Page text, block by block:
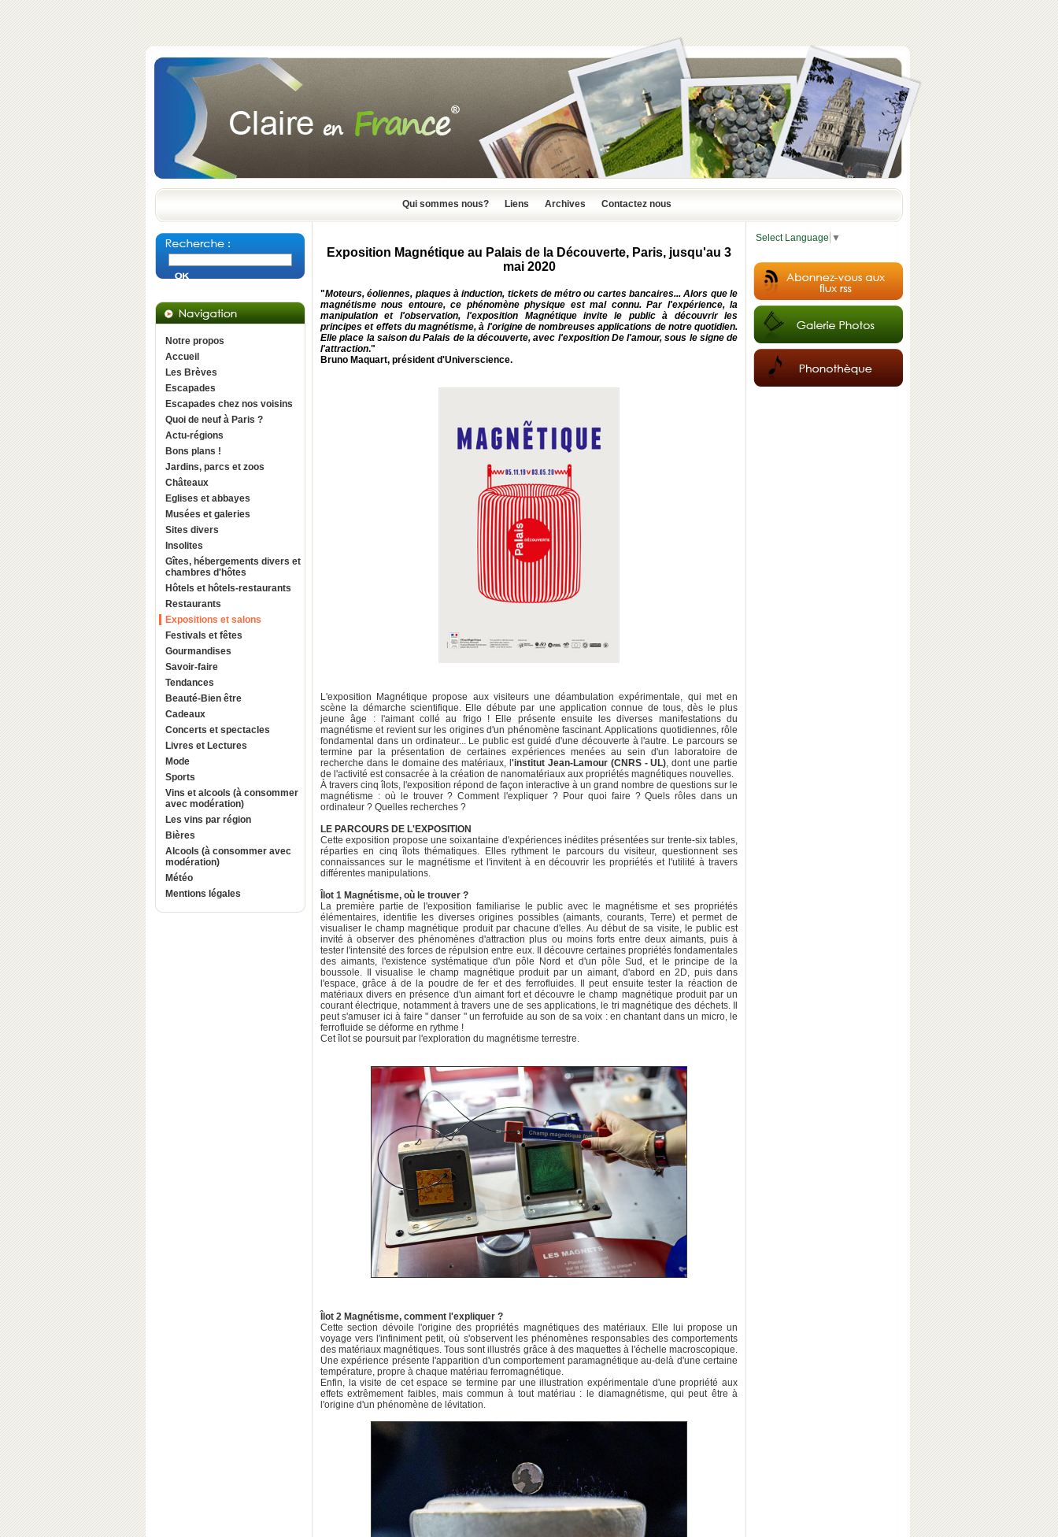
Qui sommes nous? Liens Archives Contactez nous
Notre propos
Accueil
Les Brèves
Escapades
Escapades chez nos voisins
Quoi de neuf à Paris ?
Actu-régions
Bons plans !
Jardins, parcs et zoos
Châteaux
Eglises et abbayes
Musées et galeries
Sites divers
Insolites
Gîtes, hébergements divers et
chambres d'hôtes
Hôtels et hôtels-restaurants
Restaurants
Expositions et salons
Festivals et fêtes
Gourmandises
Savoir-faire
Tendances
Beauté-Bien être
Cadeaux
Concerts et spectacles
Livres et Lectures
Mode
Sports
Vins et alcools (à consommer
avec modération)
Les vins par région
Bières
Alcools (à consommer avec
modération)
Météo
Mentions légales
Exposition Magnétique au Palais de la Découverte, Paris, jusqu'au 3
mai 2020
"Moteurs, éoliennes, plaques à induction, tickets de métro ou cartes bancaires... Alors que le
magnétisme nous entoure, ce phénomène physique est mal connu. Par l'expérience, la
manipulation et l'observation, l'exposition Magnétique invite le public à découvrir les
principes et effets du magnétisme, à l'origine de nombreuses applications de notre quotidien.
Elle place la saison du Palais de la découverte, avec l'exposition De l'amour, sous le signe de
l'attraction."
Bruno Maquart, président d'Universcience.
L'exposition Magnétique propose aux visiteurs une déambulation expérimentale, qui met en
scène la démarche scientifique. Elle débute par une application connue de tous, dès le plus
jeune âge : l'aimant collé au frigo ! Elle présente ensuite les diverses manifestations du
magnétisme et revient sur les origines d'un phénomène fascinant. Applications quotidiennes, rôle
fondamental dans un ordinateur... Le public est guidé d'une découverte à l'autre. Le parcours se
termine par la présentation de certaines expériences menées au sein d'un laboratoire de
recherche dans le domaine des matériaux, l'institut Jean-Lamour (CNRS - UL), dont une partie
de l'activité est consacrée à la création de nanomatériaux aux propriétés magnétiques nouvelles.
À travers cinq îlots, l'exposition répond de façon interactive à un grand nombre de questions sur le
magnétisme : où le trouver ? Comment l'expliquer ? Pour quoi faire ? Quels rôles dans un
ordinateur ? Quelles recherches ?
LE PARCOURS DE L'EXPOSITION
Cette exposition propose une soixantaine d'expériences inédites présentées sur trente-six tables,
réparties en cinq îlots thématiques. Elles rythment le parcours du visiteur, questionnent ses
connaissances sur le magnétisme et l'invitent à en découvrir les propriétés et l'utilité à travers
différentes manipulations.
Îlot 1 Magnétisme, où le trouver ?
La première partie de l'exposition familiarise le public avec le magnétisme et ses propriétés
élémentaires, identifie les diverses origines possibles (aimants, courants, Terre) et permet de
visualiser le champ magnétique produit par chacune d'elles. Au début de sa visite, le public est
invité à observer des phénomènes d'attraction plus ou moins forts entre deux aimants, puis à
tester l'intensité des forces de répulsion entre eux. Il découvre certaines propriétés fondamentales
des aimants, l'existence systématique d'un pôle Nord et d'un pôle Sud, et le principe de la
boussole. Il visualise le champ magnétique produit par un aimant, d'abord en 2D, puis dans
l'espace, grâce à de la poudre de fer et des ferrofluides. Il peut ensuite tester la réaction de
matériaux divers en présence d'un aimant fort et découvre le champ magnétique produit par un
courant électrique, notamment à travers une de ses applications, le tri magnétique des déchets. Il
peut s'amuser ici à faire " danser " un ferrofuide au son de sa voix : en chantant dans un micro, le
ferrofluide se déforme en rythme !
Cet îlot se poursuit par l'exploration du magnétisme terrestre.
Îlot 2 Magnétisme, comment l'expliquer ?
Cette section dévoile l'origine des propriétés magnétiques des matériaux. Elle lui propose un
voyage vers l'infiniment petit, où s'observent les phénomènes responsables des comportements
des matériaux magnétiques. Tous sont illustrés grâce à des maquettes à l'échelle macroscopique.
Une expérience présente l'apparition d'un comportement paramagnétique au-delà d'une certaine
température, propre à chaque matériau ferromagnétique.
Enfin, la visite de cet espace se termine par une illustration expérimentale d'une propriété aux
effets extrêmement faibles, mais commun à tout matériau : le diamagnétisme, qui peut être à
l'origine d'un phénomène de lévitation.
Select Language ▼